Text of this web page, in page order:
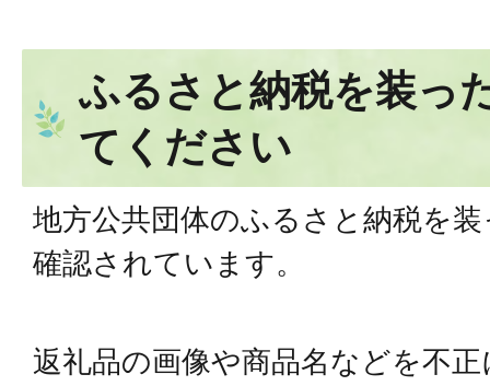
ふるさと納税を装っ
てください
地方公共団体のふるさと納税を
確認されています。
返礼品の画像や商品名などを不